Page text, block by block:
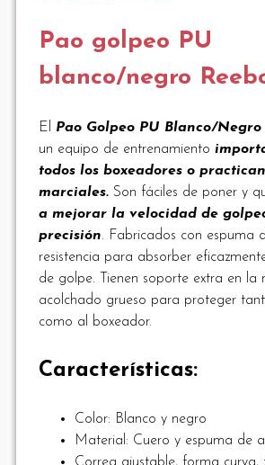
Pao golpeo PU
blanco/negro
El Pao Golpeo PU Blanco/Negro
un equipo de entrenamiento
todos los boxeadores o
marciales. Son fáciles de poner y
a mejorar la velocidad de
precisión. Fabricados con espuma
resistencia para absorber
de golpe. Tienen soporte extra en la
acolchado grueso para proteger
como al boxeador.
Características:
Color: Blanco y negro
Material: Cuero y espuma de